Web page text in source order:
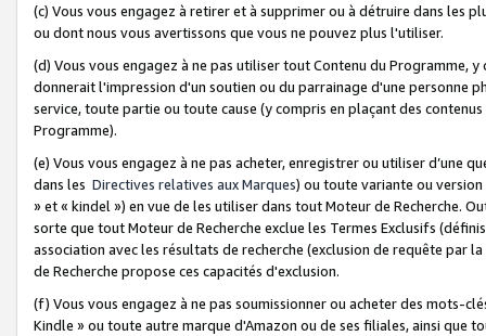
(c) Vous vous engagez à retirer et à supprimer ou à détruire dans les
ou dont nous vous avertissons que vous ne pouvez plus l'utiliser.
(d) Vous vous engagez à ne pas utiliser tout Contenu du Programme,
donnerait l'impression d'un soutien ou du parrainage d'une personne
service, toute partie ou toute cause (y compris en plaçant des
Programme).
(e) Vous vous engagez à ne pas acheter, enregistrer ou utiliser d’une
dans les Directives relatives aux Marques) ou toute variante ou
» et « kindel ») en vue de les utiliser dans tout Moteur de Recherche.
sorte que tout Moteur de Recherche exclue les Termes Exclusifs
association avec les résultats de recherche (exclusion de requête
de Recherche propose ces capacités d'exclusion.
(f) Vous vous engagez à ne pas soumissionner ou acheter des mots-
Kindle » ou toute autre marque d'Amazon ou de ses filiales, ainsi que